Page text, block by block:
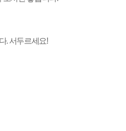
. 서두르세요!